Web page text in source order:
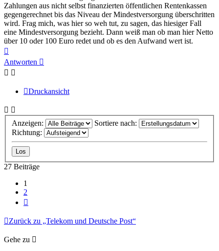
Zahlungen aus nicht selbst finanzierten öffentlichen Rentenkassen
gegengerechnet bis das Niveau der Mindestversorgung überschritten
wird. Frag mich, was hier so weh tut, zu sagen, das hiesiger Fall
eine Mindestversorgung bezieht. Dann weiß man ob man hier Netto
über 10 oder 100 Euro redet und ob es den Aufwand wert ist.
oben
Antworten
Druckansicht
Anzeigen:
Sortiere nach:
Richtung:
27 Beiträge
1
2
Zurück zu „Telekom und Deutsche Post“
Gehe zu